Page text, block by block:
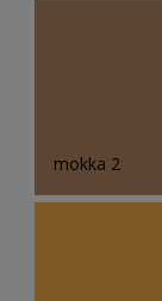
mokka 2